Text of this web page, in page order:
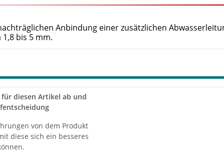
Anbindung einer zusätzlichen
bis 5 mm.
diesen Artikel ab und
von dem Produkt
diese sich ein besseres